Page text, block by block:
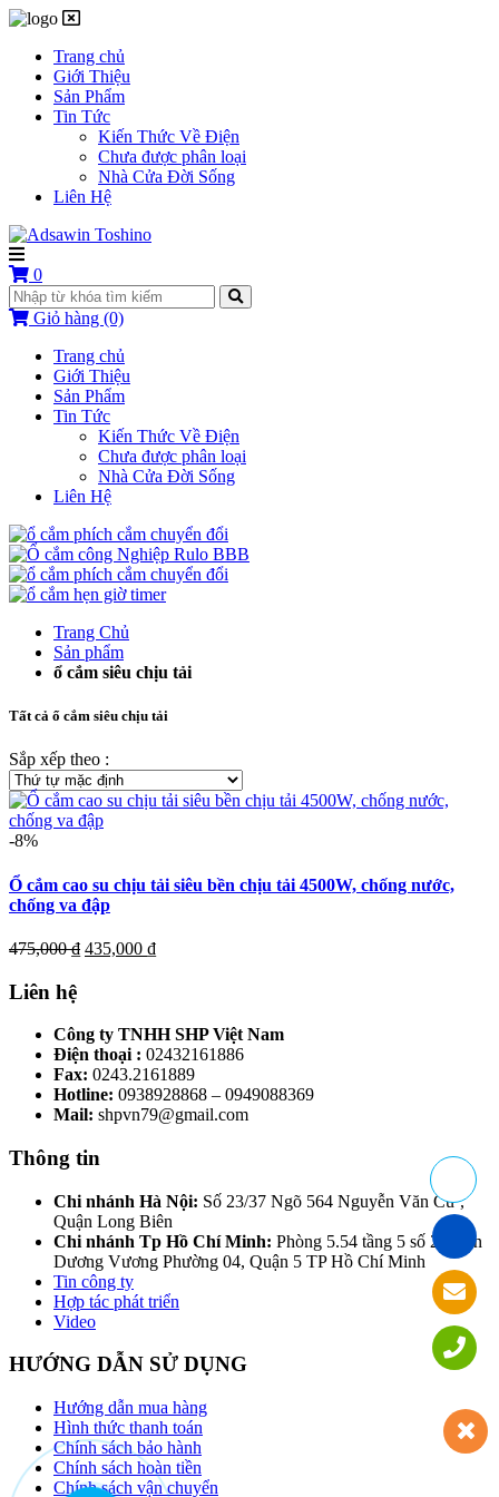
Trang chủ
Giới Thiệu
Sản Phẩm
Tin Tức
Kiến Thức Về Điện
Chưa được phân loại
Nhà Cửa Đời Sống
Liên Hệ
0
Giỏ hàng (0)
Trang chủ
Giới Thiệu
Sản Phẩm
Tin Tức
Kiến Thức Về Điện
Chưa được phân loại
Nhà Cửa Đời Sống
Liên Hệ
Trang Chủ
Sản phẩm
ổ cắm siêu chịu tải
Tất cả ổ cắm siêu chịu tải
Sắp xếp theo :
-8%
Ổ cắm cao su chịu tải siêu bền chịu tải 4500W, chống nước,
chống va đập
475,000₫ Giá
435,000 ₫Giá
435,000 ₫.
Liên hệ
Công ty TNHH SHP Việt Nam
Điện thoại : 02432161886
Fax: 0243.2161889
Hotline: 0938928868 – 0949088369
Mail: shpvn79@gmail.com
Thông tin
Chi nhánh Hà Nội: Số 23/37 Ngõ 564 Nguyễn Văn Cừ ,
Quận Long Biên
Chi nhánh Tp Hồ Chí Minh: Phòng 5.54 tầng 5 số 290 An
Dương Vương Phường 04, Quận 5 TP Hồ Chí Minh
Tin công ty
Hợp tác phát triển
Video
HƯỚNG DẪN SỬ DỤNG
Hướng dẫn mua hàng
Hình thức thanh toán
Chính sách bảo hành
Chính sách hoàn tiền
Chính sách vận chuyển